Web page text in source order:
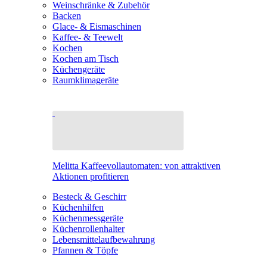
Weinschränke & Zubehör
Backen
Glace- & Eismaschinen
Kaffee- & Teewelt
Kochen
Kochen am Tisch
Küchengeräte
Raumklimageräte
Melitta Kaffeevollautomaten: von attraktiven
Aktionen profitieren
Besteck & Geschirr
Küchenhilfen
Küchenmessgeräte
Küchenrollenhalter
Lebensmittelaufbewahrung
Pfannen & Töpfe